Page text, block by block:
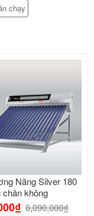
chạy
Năng Silver 180
chân không
₫ 8,090,000₫